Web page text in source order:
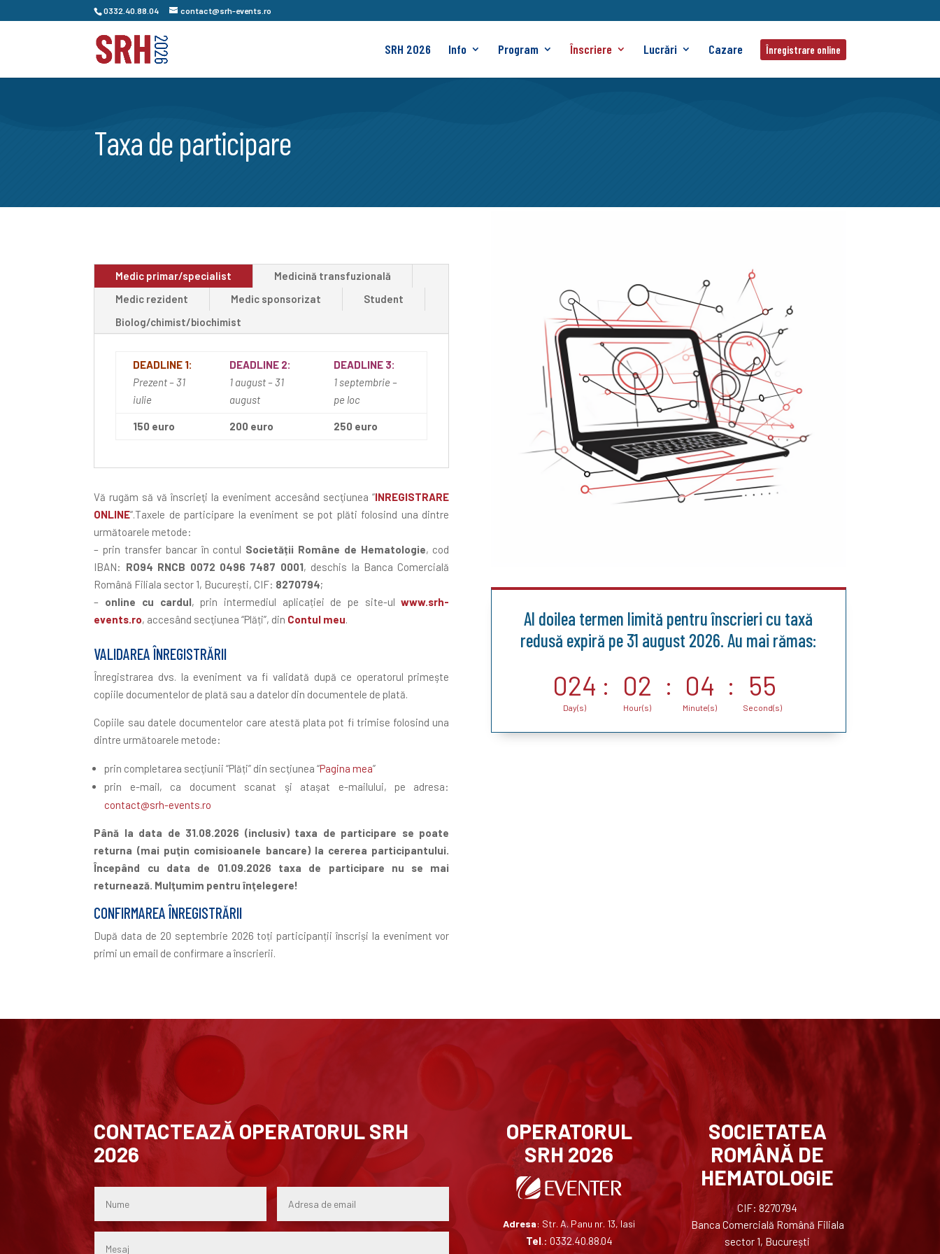
0332.40.88.04 contact@srh-events.ro
SRH 2026 Info Program Înscriere Lucrări Cazare Înregistrare online
Taxa de participare
Medic primar/specialist
Medicină transfuzională
Medic rezident
Medic sponsorizat
Student
Biolog/chimist/biochimist
DEADLINE 1:
Prezent – 31
iulie
DEADLINE 2:
1 august – 31
august
DEADLINE 3:
1 septembrie –
pe loc
150 euro 200 euro 250 euro
Vă rugăm să vă înscrieţi la eveniment accesând secţiunea “INREGISTRARE
ONLINE“.Taxele de participare la eveniment se pot plăti folosind una dintre
următoarele metode:
– prin transfer bancar în contul Societății Române de Hematologie, cod
IBAN: RO94 RNCB 0072 0496 7487 0001, deschis la Banca Comercială
Română Filiala sector 1, București, CIF: 8270794;
– online cu cardul, prin intermediul aplicației de pe site-ulwww.srh-
events.ro, accesând secţiunea “Plăți”, din Contul meu.
VALIDAREA ÎNREGISTRĂRII
Înregistrarea dvs. la eveniment va fi validată după ce operatorul primeşte
copiile documentelor de plată sau a datelor din documentele de plată.
Copiile sau datele documentelor care atestă plata pot fi trimise folosind una
dintre următoarele metode:
prin completarea secţiunii “Plăți” din secţiunea “Pagina mea”
prin e-mail, ca document scanat şi ataşat e-mailului, pe adresa:
contact@srh-events.ro
Până la data de 31.08.2026 (inclusiv) taxa de participare se poate
returna (mai puţin comisioanele bancare) la cererea participantului.
Începând cu data de 01.09.2026 taxa de participare nu se mai
returnează. Mulţumim pentru înţelegere!
CONFIRMAREA ÎNREGISTRĂRII
După data de 20 septembrie 2026 toți participanții înscriși la eveniment vor
primi un email de confirmare a înscrierii.
Al doilea termen limită pentru înscrieri cu taxă
redusă expiră pe 31 august 2026. Au mai rămas:
024
Day(s)
: 02
Hour(s)
: 04
Minute(s)
: 54
Second(s)
CONTACTEAZĂ OPERATORUL SRH
2026
OPERATORUL
SRH 2026
Adresa: Str. A. Panu nr. 13, Iasi
Tel.: 0332.40.88.04
SOCIETATEA
ROMÂNĂ DE
HEMATOLOGIE
CIF: 8270794
Banca Comercială Română Filiala
sector 1, București